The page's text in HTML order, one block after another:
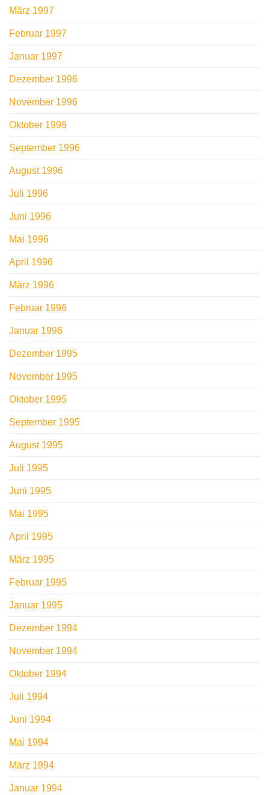
März 1997
Februar 1997
Januar 1997
Dezember 1996
November 1996
Oktober 1996
September 1996
August 1996
Juli 1996
Juni 1996
Mai 1996
April 1996
März 1996
Februar 1996
Januar 1996
Dezember 1995
November 1995
Oktober 1995
September 1995
August 1995
Juli 1995
Juni 1995
Mai 1995
April 1995
März 1995
Februar 1995
Januar 1995
Dezember 1994
November 1994
Oktober 1994
Juli 1994
Juni 1994
Mai 1994
März 1994
Januar 1994